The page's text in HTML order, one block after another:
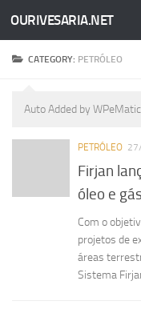
Skip to content
OURIVESARIA.NET
CATEGORY: PETRÓLEO
Auto Added by
PETRÓLEO
Firjan
óleo e
Com o
projetos de
áreas
Sistema